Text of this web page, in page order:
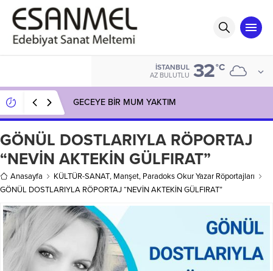
İSTANBUL
AZ BULUTLU 32°C
GECEYE BİR MUM YAKTIM
GÖNÜL DOSTLARIYLA RÖPORTAJ
“NEVİN AKTEKİN GÜLFIRAT”
Anasayfa KÜLTÜR-SANAT, Manşet, Paradoks Okur Yazar Röportajları
GÖNÜL DOSTLARIYLA RÖPORTAJ “NEVİN AKTEKİN GÜLFIRAT”